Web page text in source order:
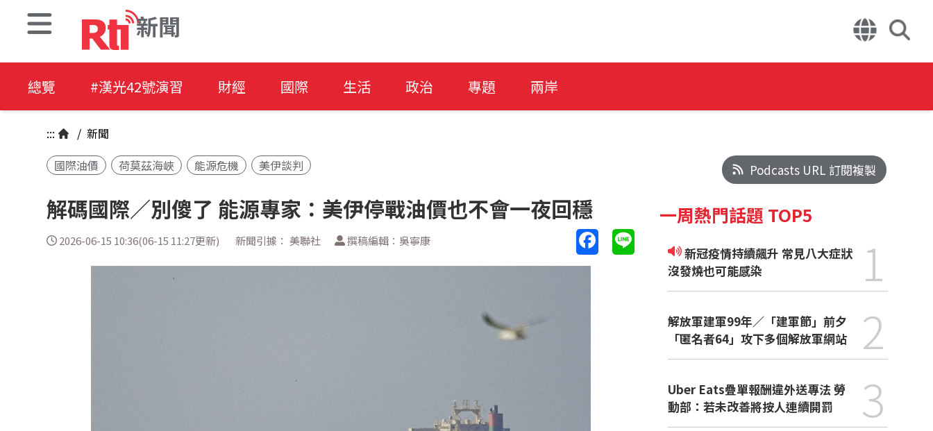
新聞
總覽 #漢光42號演習 財經 國際 生活 政治 專題 兩岸
::: / 新聞
國際油價
荷莫茲海峽 能源危機 美伊談判
解碼國際／別傻了 能源專家：美伊停戰油價也不會一夜回穩
2026-06-15 10:36(06-15 11:27更新) 新聞引據： 美聯社 撰稿編輯：吳寧康
Podcasts URL 訂閱複製
一周熱門話題 TOP5
新冠疫情持續飆升 常見八大症狀
沒發燒也可能感染
1
解放軍建軍99年／「建軍節」前夕
「匿名者64」攻下多個解放軍網站
2
Uber Eats疊單報酬違外送專法 勞
動部：若未改善將按人連續開罰
3